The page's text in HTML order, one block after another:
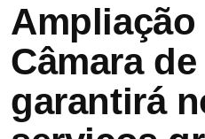
Ampliação
Câmara
garantirá